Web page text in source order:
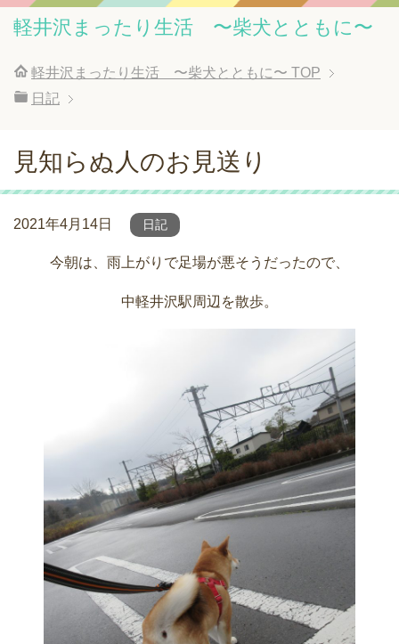
軽井沢まったり生活 〜柴犬とともに〜
軽井沢まったり生活 〜柴犬とともに〜 TOP
日記
見知らぬ人のお見送り
2021年4月14日 日記
今朝は、雨上がりで足場が悪そうだったので、
中軽井沢駅周辺を散歩。